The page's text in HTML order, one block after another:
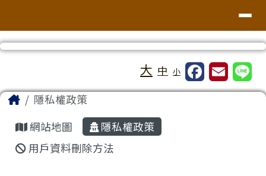
大 中 小
主內容區域
Home隱私權政策
網站地圖
隱私權政策
用戶資料刪除方法
頁尾區域